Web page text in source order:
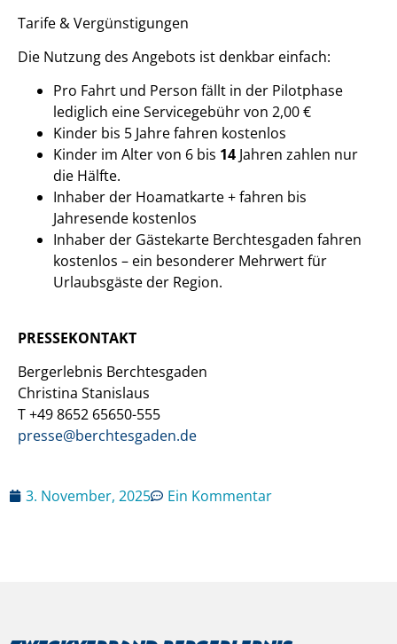
Tarife & Vergünstigungen
Die Nutzung des Angebots ist denkbar einfach:
Pro Fahrt und Person fällt in der Pilotphase
lediglich eine Servicegebühr von 2,00 €
Kinder bis 5 Jahre fahren kostenlos
Kinder im Alter von 6 bis 14 Jahren zahlen nur
die Hälfte.
Inhaber der Hoamatkarte + fahren bis
Jahresende kostenlos
Inhaber der Gästekarte Berchtesgaden fahren
kostenlos – ein besonderer Mehrwert für
Urlaubsgäste der Region.
PRESSEKONTAKT
Bergerlebnis Berchtesgaden
Christina Stanislaus
T +49 8652 65650-555
presse@berchtesgaden.de
3. November, 2025 Ein Kommentar